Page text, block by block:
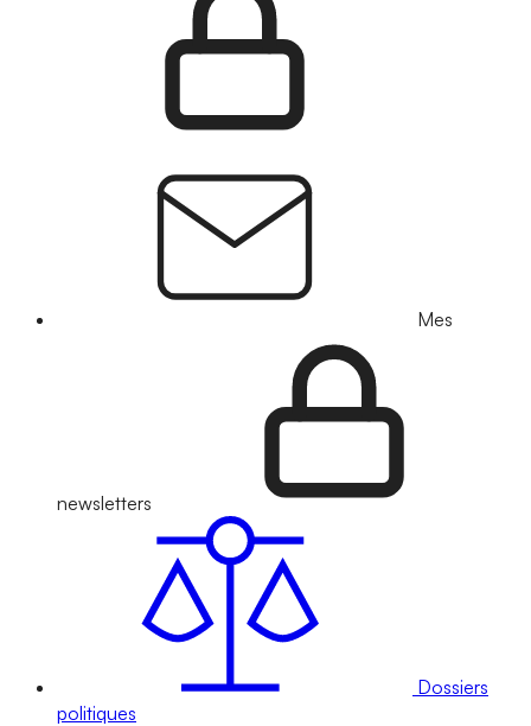
Mes
newsletters
Dossiers
politiques